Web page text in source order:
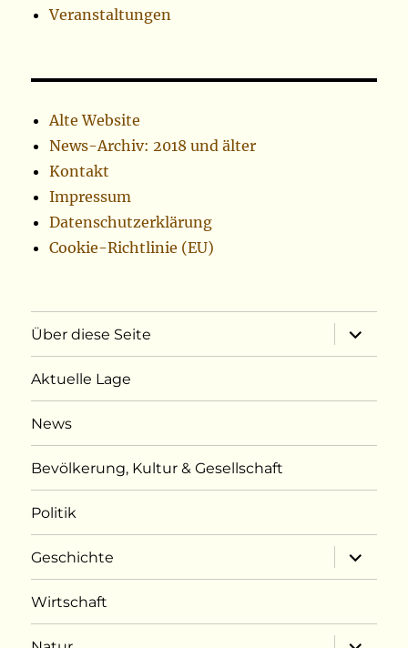
Veranstaltungen
Alte Website
News-Archiv: 2018 und älter
Kontakt
Impressum
Datenschutzerklärung
Cookie-Richtlinie (EU)
Über diese Seite
öffnen
Aktuelle Lage
News
Bevölkerung, Kultur & Gesellschaft
Politik
Geschichte
öffnen
Wirtschaft